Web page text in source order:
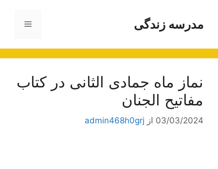
محتوامدرسه زندگی فهرست
نماز ماه جمادی الثانی در کتاب
مفاتیح الجنان
03/03/2024 از admin468h0grj